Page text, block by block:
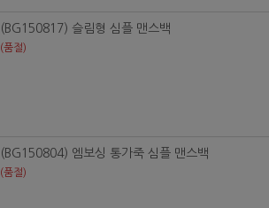
(BG150817) 슬림형 심플 맨스백
(품절)
(BG150804) 엠보싱 통가죽 심플 맨스백
(품절)